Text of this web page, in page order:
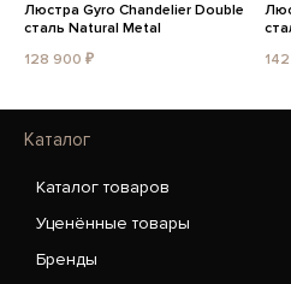
Люстра Gyro Chandelier Double
сталь Natural Metal
128 900 ₽
Каталог
Каталог товаров
Уценённые товары
Бренды